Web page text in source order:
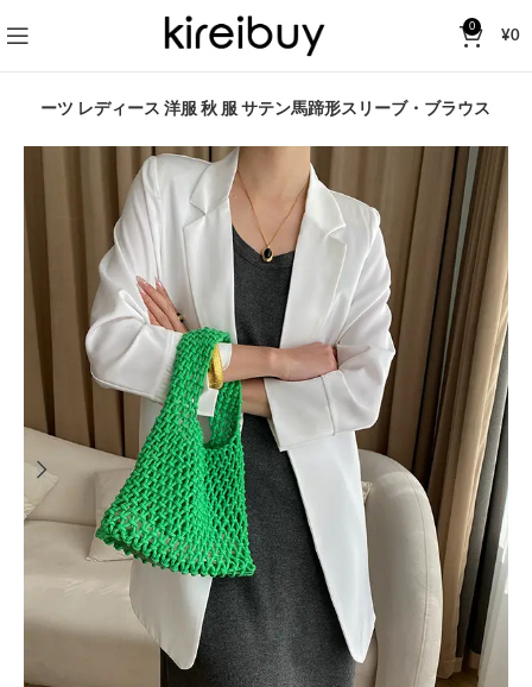
0
¥0
スーツ レディース 洋服 秋 服 サテン馬蹄形スリーブ・ブラウス